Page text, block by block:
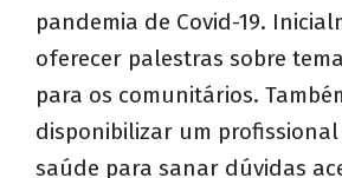
pandemia de Covid-19.
oferecer palestras sobre
para os comunitários.
disponibilizar um
saúde para sanar dúvidas